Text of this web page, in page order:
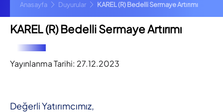
Anasayfa Duyurular KAREL (R) Bedelli Sermaye Artırımı
KAREL (R) Bedelli Sermaye Artırımı
Yayınlanma Tarihi: 27.12.2023
Değerli Yatırımcımız,